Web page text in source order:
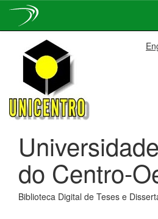
navigation
do Centro-
Biblioteca Digital de Teses e